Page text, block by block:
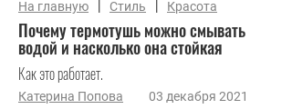
На главную | Стиль | Красота
Почему термотушь можно смывать
водой и насколько она стойкая
Как это работает.
Катерина Попова 03 декабря 2021